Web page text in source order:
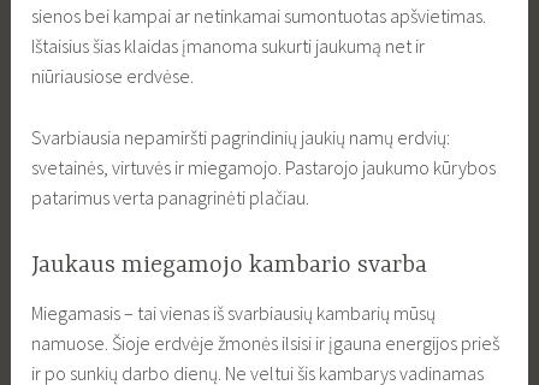
sienos bei kampai ar netinkamai sumontuotas apšvietimas.
Ištaisius šias klaidas įmanoma sukurti jaukumą net ir
niūriausiose erdvėse.
Svarbiausia nepamiršti pagrindinių jaukių namų erdvių:
svetainės, virtuvės ir miegamojo. Pastarojo jaukumo kūrybos
patarimus verta panagrinėti plačiau.
Jaukaus miegamojo kambario svarba
Miegamasis – tai vienas iš svarbiausių kambarių mūsų
namuose. Šioje erdvėje žmonės ilsisi ir įgauna energijos prieš
ir po sunkių darbo dienų. Ne veltui šis kambarys vadinamas